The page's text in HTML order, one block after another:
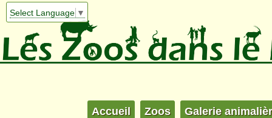
Select Language ▼
Accueil Zoos Galerie